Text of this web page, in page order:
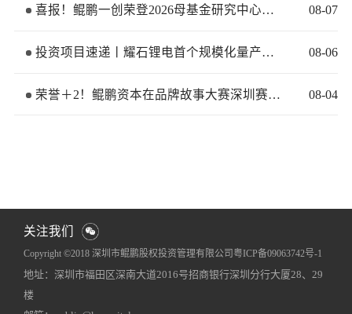
喜报！鲲鹏一创荣登2026母基金研究中心两大榜单 08-07
投资项目速递丨耀石锂电首个规模化量产基地签约落地 08-06
荣誉＋2！鲲鹏资本在品牌故事大赛深圳赛区再获佳绩 08-04
关注我们
Copyright ©2018 深圳市鲲鹏股权投资管理有限公司粤ICP备09063742号-1
网站地图犀牛云提供企业云服务
地址：深圳市福田区深南大道2016号招商银行深圳分行大厦28、29
楼